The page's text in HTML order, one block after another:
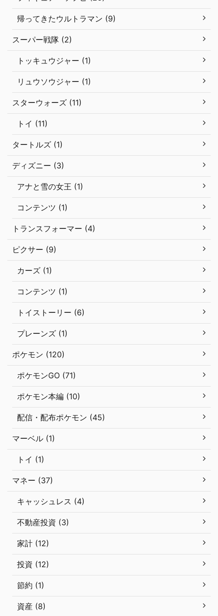
帰ってきたウルトラマン (9)
スーパー戦隊 (2)
トッキュウジャー (1)
リュウソウジャー (1)
スターウォーズ (11)
トイ (11)
タートルズ (1)
ディズニー (3)
アナと雪の女王 (1)
コンテンツ (1)
トランスフォーマー (4)
ピクサー (9)
カーズ (1)
コンテンツ (1)
トイストーリー (6)
プレーンズ (1)
ポケモン (120)
ポケモンGO (71)
ポケモン本編 (10)
配信・配布ポケモン (45)
マーベル (1)
トイ (1)
マネー (37)
キャッシュレス (4)
不動産投資 (3)
家計 (12)
投資 (12)
節約 (1)
資産 (8)